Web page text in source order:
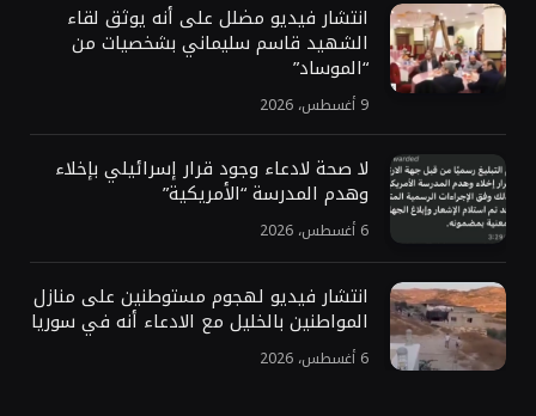
انتشار فيديو مضلل على أنه يوثق لقاء
الشهيد قاسم سليماني بشخصيات من
“الموساد”
9 أغسطس، 2026
لا صحة لادعاء وجود قرار إسرائيلي بإخلاء
وهدم المدرسة “الأمريكية”
6 أغسطس، 2026
انتشار فيديو لهجوم مستوطنين على منازل
المواطنين بالخليل مع الادعاء أنه في سوريا
6 أغسطس، 2026